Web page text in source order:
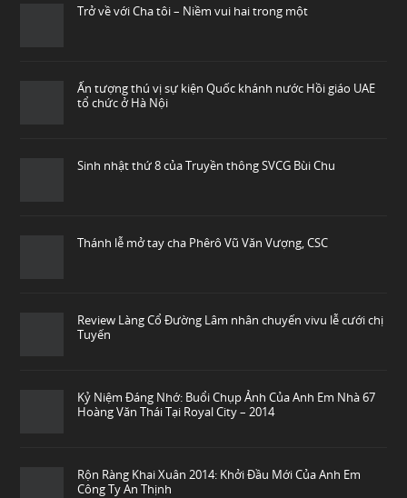
Trở về với Cha tôi – Niềm vui hai trong một
Ấn tượng thú vị sự kiện Quốc khánh nước Hồi giáo UAE
tổ chức ở Hà Nội
Sinh nhật thứ 8 của Truyền thông SVCG Bùi Chu
Thánh lễ mở tay cha Phêrô Vũ Văn Vượng, CSC
Review Làng Cổ Đường Lâm nhân chuyến vivu lễ cưới chị
Tuyến
Kỷ Niệm Đáng Nhớ: Buổi Chụp Ảnh Của Anh Em Nhà 67
Hoàng Văn Thái Tại Royal City – 2014
Rộn Ràng Khai Xuân 2014: Khởi Đầu Mới Của Anh Em
Công Ty An Thịnh